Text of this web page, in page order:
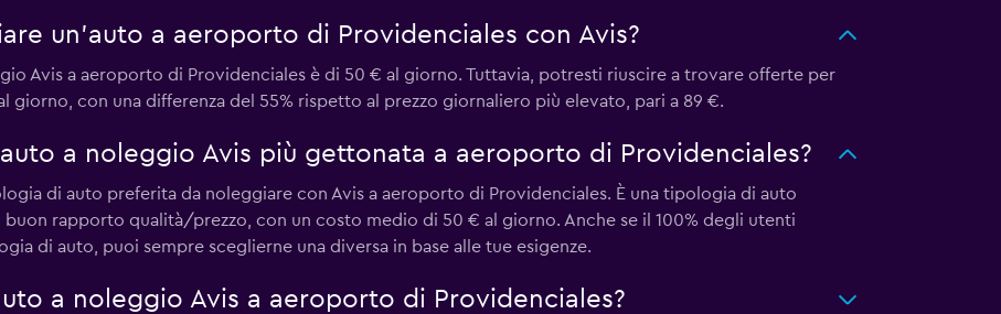
un'auto a aeroporto di Providenciales con Avis?
Avis a aeroporto di Providenciales è di 50 € al giorno. Tuttavia, potresti riuscire a trovare offerte per
giorno, con una differenza del 55% rispetto al prezzo giornaliero più elevato, pari a 89 €.
a noleggio Avis più gettonata a aeroporto di Providenciales?
di auto preferita da noleggiare con Avis a aeroporto di Providenciales. È una tipologia di auto
rapporto qualità/prezzo, con un costo medio di 50 € al giorno. Anche se il 100% degli utenti
di auto, puoi sempre sceglierne una diversa in base alle tue esigenze.
a noleggio Avis a aeroporto di Providenciales?